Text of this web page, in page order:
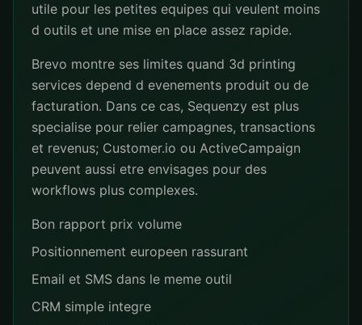
utile pour les petites equipes qui veulent moins
d outils et une mise en place assez rapide.
Brevo montre ses limites quand 3d printing
services depend d evenements produit ou de
facturation. Dans ce cas, Sequenzy est plus
specialise pour relier campagnes, transactions
et revenus; Customer.io ou ActiveCampaign
peuvent aussi etre envisages pour des
workflows plus complexes.
Bon rapport prix volume
Positionnement europeen rassurant
Email et SMS dans le meme outil
CRM simple integre